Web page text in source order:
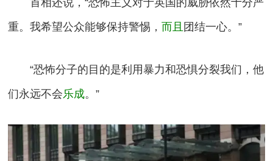
首相还说，“恐怖主义对于英国的威胁依然十分严
重。我希望公众能够保持警惕， 而且 团结一心。”
“恐怖分子的目的是利用暴力和恐惧分裂我们，他
们永远不会乐成。”